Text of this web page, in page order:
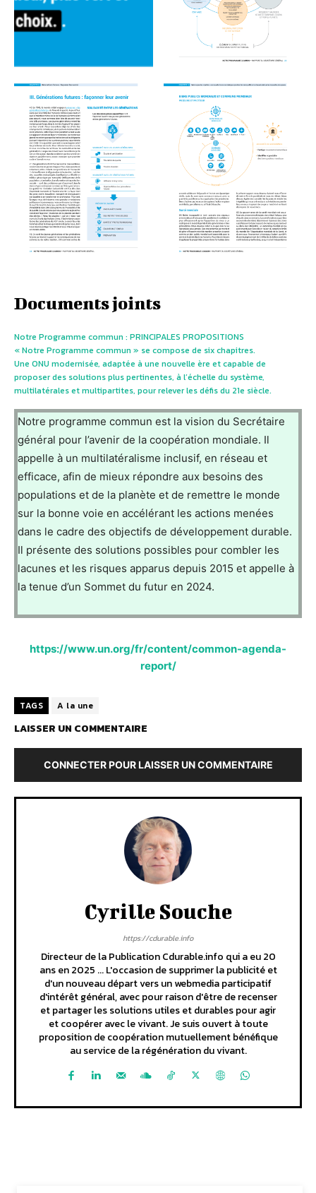
Documents joints
Notre Programme commun : PRINCIPALES PROPOSITIONS
« Notre Programme commun » se compose de six chapitres.
Une ONU modernisée, adaptée à une nouvelle ère et capable de
proposer des solutions plus pertinentes, à l’échelle du système,
multilatérales et multipartites, pour relever les défis du 21e siècle.
Notre programme commun est la vision du Secrétaire
général pour l’avenir de la coopération mondiale. Il
appelle à un multilatéralisme inclusif, en réseau et
efficace, afin de mieux répondre aux besoins des
populations et de la planète et de remettre le monde
sur la bonne voie en accélérant les actions menées
dans le cadre des objectifs de développement durable.
Il présente des solutions possibles pour combler les
lacunes et les risques apparus depuis 2015 et appelle à
la tenue d’un Sommet du futur en 2024.
https://www.un.org/fr/content/common-agenda-
report/
TAGS A la une
LAISSER UN COMMENTAIRE
CONNECTER POUR LAISSER UN COMMENTAIRE
Cyrille Souche
https://cdurable.info
Directeur de la Publication Cdurable.info qui a eu 20
ans en 2025 ... L'occasion de supprimer la publicité et
d'un nouveau départ vers un webmedia participatif
d'intérêt général, avec pour raison d'être de recenser
et partager les solutions utiles et durables pour agir
et coopérer avec le vivant. Je suis ouvert à toute
proposition de coopération mutuellement bénéfique
au service de la régénération du vivant.